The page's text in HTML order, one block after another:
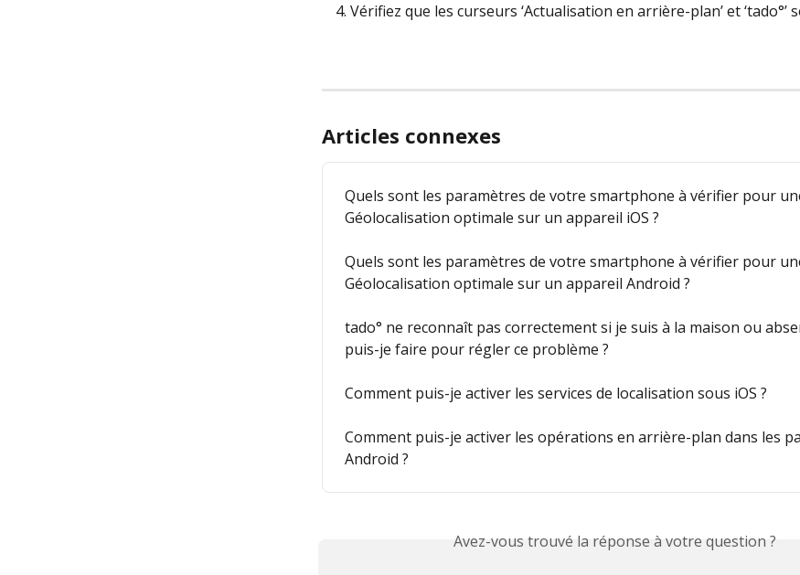
Vérifiez que les curseurs ‘Actualisation en arrière-plan’ et ‘tado°’
Articles connexes
Quels sont les paramètres de votre smartphone à vérifier pour
Géolocalisation optimale sur un appareil iOS ?
Quels sont les paramètres de votre smartphone à vérifier pour
Géolocalisation optimale sur un appareil Android ?
tado° ne reconnaît pas correctement si je suis à la maison ou
puis-je faire pour régler ce problème ?
Comment puis-je activer les services de localisation sous iOS ?
Comment puis-je activer les opérations en arrière-plan dans les
Android ?
Avez-vous trouvé la réponse à votre question ?